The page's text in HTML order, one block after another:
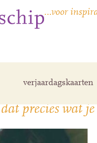
…voor
verjaardagskaarten
precies wat